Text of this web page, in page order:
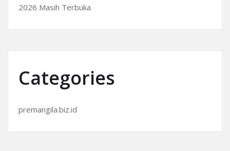
2026 Masih Terbuka
Categories
premangila.biz.id